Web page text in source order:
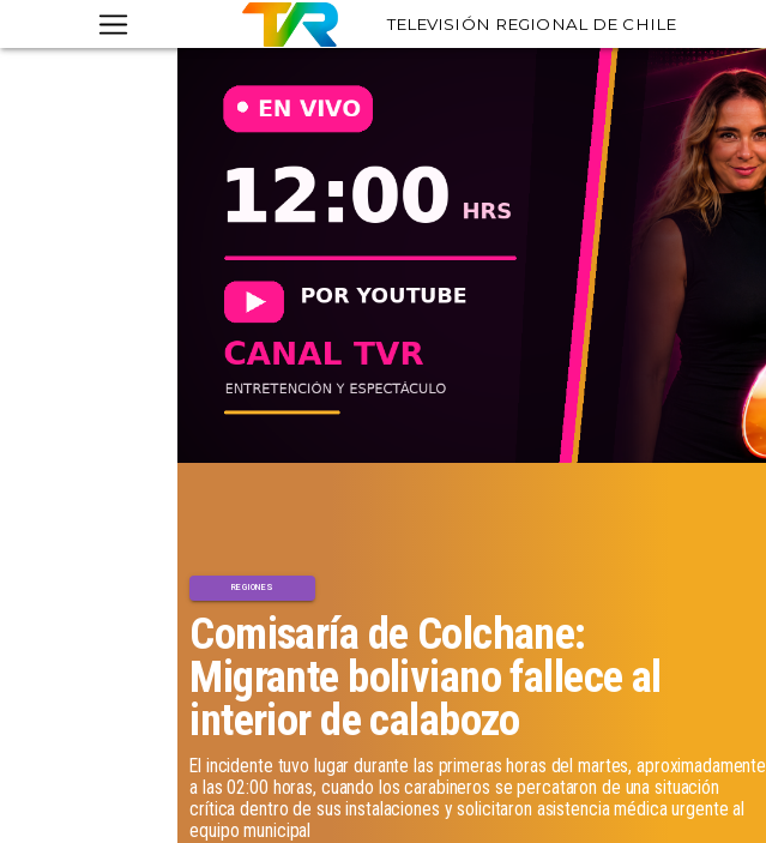
TELEVISIÓN REGIONAL DE CHILE
Comisaría de Colchane:
Migrante boliviano fallece al
interior de calabozo
REGIONES
​El incidente tuvo lugar durante las primeras horas del martes, aproximadamente
a las 02:00 horas, cuando los carabineros se percataron de una situación
crítica dentro de sus instalaciones y solicitaron asistencia médica urgente al
equipo municipal